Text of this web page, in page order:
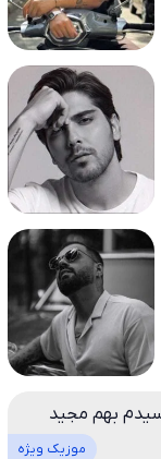
بهم مجید
موزیک ویژه